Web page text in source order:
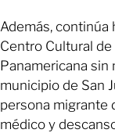
Además, continúa
Centro Cultural
Panamericana sin
municipio de San
persona migrante
médico y